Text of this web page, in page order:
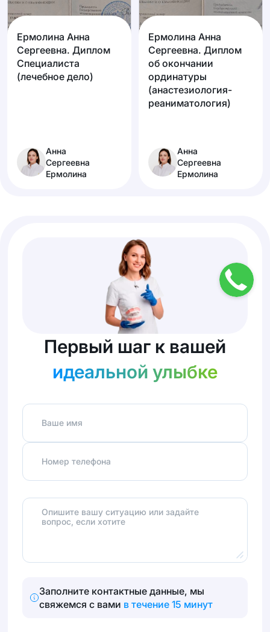
Ермолина Анна
Сергеевна. Диплом
Специалиста
(лечебное дело)
Анна
Сергеевна
Ермолина
Ермолина Анна
Сергеевна. Диплом
об окончании
ординатуры
(анастезиология-
реаниматология)
Анна
Сергеевна
Ермолина
Первый шаг к вашей
идеальной улыбке
Ваше имя
Номер телефона
Опишите вашу ситуацию или задайте
вопрос, если хотите
Заполните контактные данные, мы
свяжемся с вами в течение 15 минут